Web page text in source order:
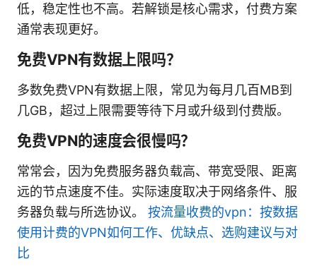
低，稳定性也不高。若解锁是核心需求，付费方案
通常表现更好。
免费VPN有数据上限吗？
多数免费VPN有数据上限，常见为每月几百MB到
几GB，超过上限需要等待下月或升级到付费版。
免费VPN的速度会很慢吗？
常常会，因为免费服务器负载高、带宽受限、距离
远的节点速度不佳。实际速度取决于网络条件、服
务器负载与所选协议。 按流量收费的vpn：按数据
使用计费的VPN如何工作、优缺点、选购建议与对
比